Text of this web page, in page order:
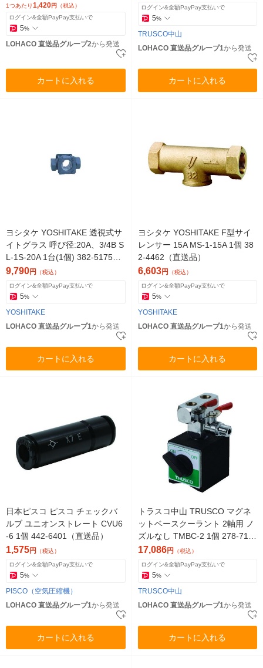
1つあたり1,420円 （税込）
ログイン&全額PayPay支払いで
5%
LOHACO 直送品グループ2から発送
カートに入れる
ログイン&全額PayPay支払いで
5%
TRUSCO中山
LOHACO 直送品グループ1から発送
カートに入れる
ヨシタケ YOSHITAKE 透視式サ
イトグラス 呼び径:20A、3/4B S
L-1S-20A 1台(1個) 382-5175
（直送品）
9,790円 （税込）
ログイン&全額PayPay支払いで
5%
YOSHITAKE
LOHACO 直送品グループ1から発送
カートに入れる
ヨシタケ YOSHITAKE F型サイ
レンサー 15A MS-1-15A 1個 38
2-4462（直送品）
6,603円 （税込）
ログイン&全額PayPay支払いで
5%
YOSHITAKE
LOHACO 直送品グループ1から発送
カートに入れる
日本ピスコ ピスコ チェックバ
ルブ ユニオンストレート CVU6
-6 1個 442-6401（直送品）
1,575円 （税込）
ログイン&全額PayPay支払いで
5%
PISCO（空気圧縮機）
LOHACO 直送品グループ1から発送
カートに入れる
トラスコ中山 TRUSCO マグネ
ットベースクーラント 2軸用 ノ
ズルなし TMBC-2 1個 278-717
2（直送品）
17,086円 （税込）
ログイン&全額PayPay支払いで
5%
TRUSCO中山
LOHACO 直送品グループ1から発送
カートに入れる